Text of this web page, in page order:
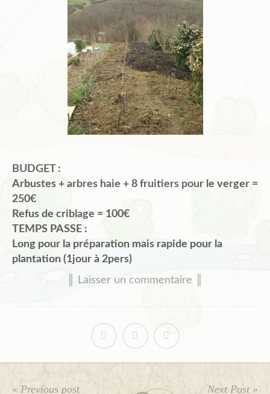
BUDGET :
Arbustes + arbres haie + 8 fruitiers pour le verger =
250€
Refus de criblage = 100€
TEMPS PASSE :
Long pour la préparation mais rapide pour la
plantation (1jour à 2pers)
║ Laisser un commentaire ║
« Previous post Next Post »